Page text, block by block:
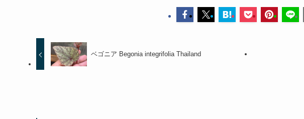
ベゴニア Begonia integrifolia Thailand